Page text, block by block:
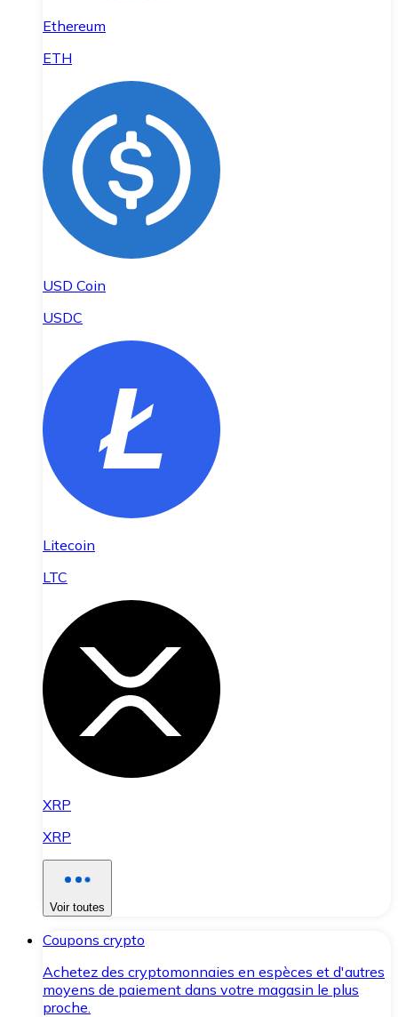
Ethereum
ETH
USD Coin
USDC
Litecoin
LTC
XRP
XRP
Voir toutes
Coupons crypto
Achetez des cryptomonnaies en espèces et d'autres
moyens de paiement dans votre magasin le plus
proche.